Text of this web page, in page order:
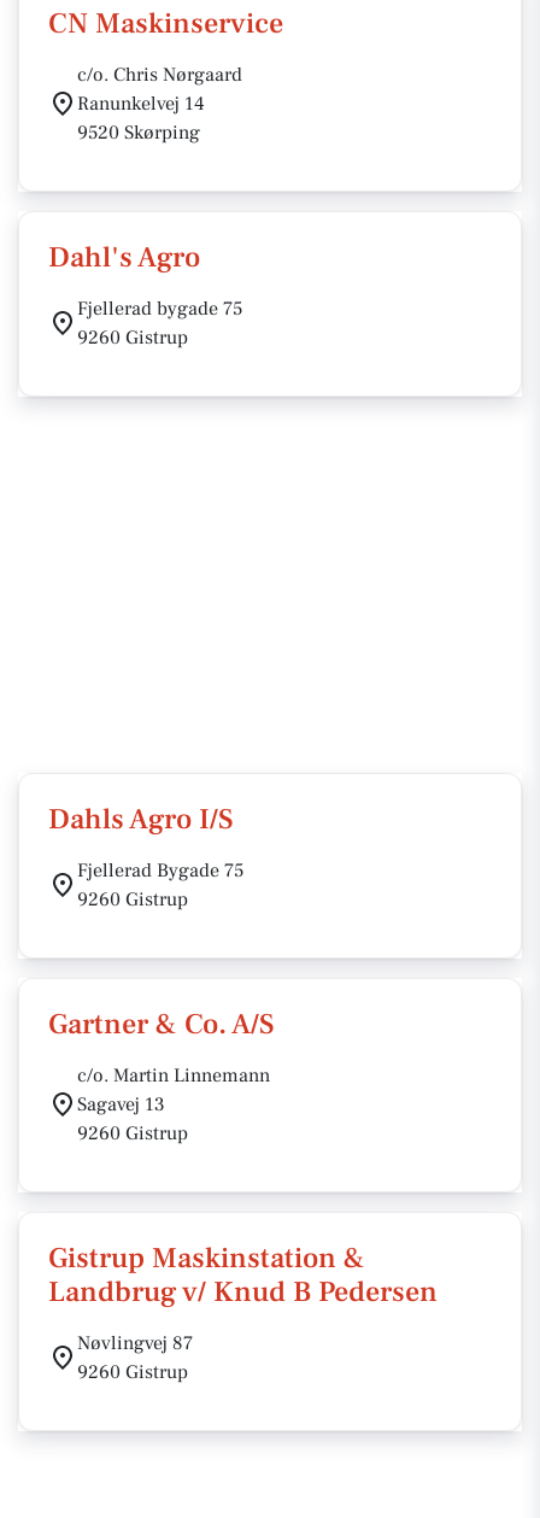
CN Maskinservice
c/o. Chris Nørgaard
Ranunkelvej 14
9520 Skørping
Dahl's Agro
Fjellerad bygade 75
9260 Gistrup
Dahls Agro I/S
Fjellerad Bygade 75
9260 Gistrup
Gartner & Co. A/S
c/o. Martin Linnemann
Sagavej 13
9260 Gistrup
Gistrup Maskinstation &
Landbrug v/ Knud B Pedersen
Nøvlingvej 87
9260 Gistrup